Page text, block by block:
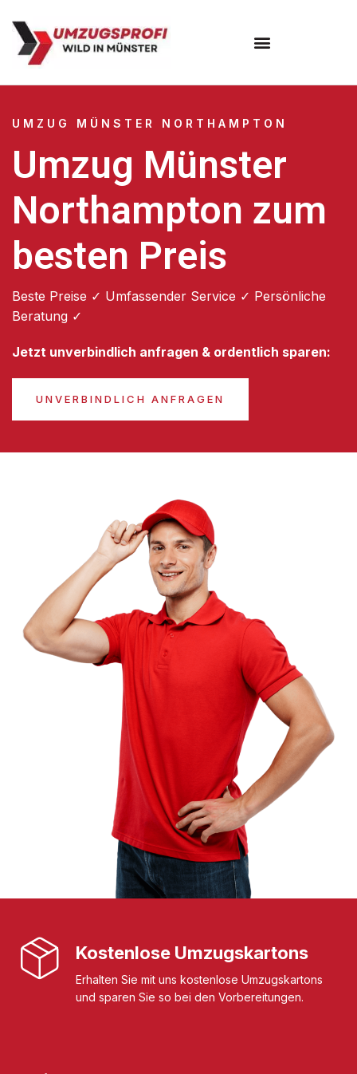
UMZUG MÜNSTER NORTHAMPTON
Umzug Münster
Northampton zum
besten Preis
Beste Preise ✓ Umfassender Service ✓ Persönliche
Beratung ✓
Jetzt unverbindlich anfragen & ordentlich sparen:
UNVERBINDLICH ANFRAGEN
Kostenlose Umzugskartons
Erhalten Sie mit uns kostenlose Umzugskartons
und sparen Sie so bei den Vorbereitungen.